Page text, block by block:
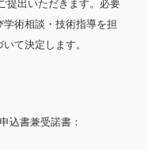
提出いただきます。必要
術相談・技術指導を担
て決定します。
込書兼受諾書：